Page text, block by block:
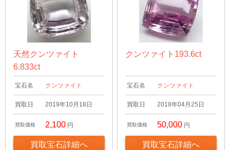
天然クンツァイト
6.833ct
宝石名 クンツァイト
買取日 2019年10月18日
買取価格 2,100 円
買取宝石詳細へ
クンツァイト193.6ct
宝石名 クンツァイト
買取日 2018年04月25日
買取価格 50,000 円
買取宝石詳細へ